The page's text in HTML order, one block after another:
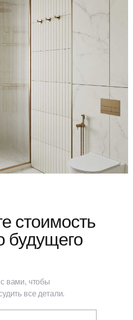
стоимость
будущего
вами, чтобы
все детали.